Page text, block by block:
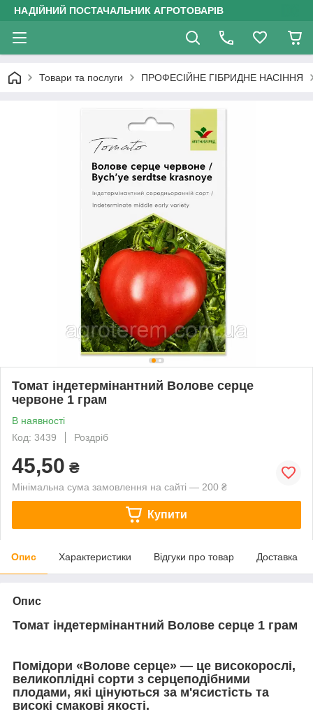
НАДІЙНИЙ ПОСТАЧАЛЬНИК АГРОТОВАРІВ
Товари та послуги ПРОФЕСІЙНЕ ГІБРИДНЕ НАСІННЯ
Томат індетермінантний Волове серце
червоне 1 грам
В наявності
Код: 3439
Роздріб
45,50 ₴
Мінімальна сума замовлення на сайті — 200 ₴
Купити
Опис Характеристики Відгуки про товар Доставка
Опис
Томат індетермінантний Волове серце 1 грам
Помідори «Волове серце» — це високорослі,
великоплідні сорти з серцеподібними
плодами, які цінуються за м'ясистість та
високі смакові якості.